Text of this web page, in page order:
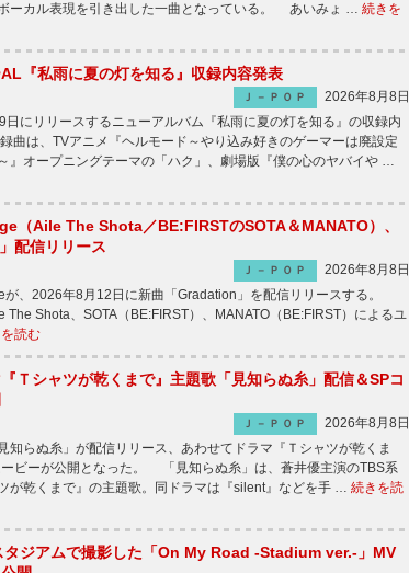
ーカル表現を引き出した一曲となっている。 あいみょ … 続きを
『私雨に夏の灯を知る』収録内容発表
Ｊ－ＰＯＰ
2026年8月8日
にリリースするニューアルバム『私雨に夏の灯を知る』の収録内
は、TVアニメ『ヘルモード～やり込み好きのゲーマーは廃設定
』オープニングテーマの「ハク」、劇場版『僕の心のヤバイや …
（Aile The Shota／BE:FIRSTのSOTA＆MANATO）、
配信リリース
Ｊ－ＰＯＰ
2026年8月8日
、2026年8月12日に新曲「Gradation」を配信リリースする。
The Shota、SOTA（BE:FIRST）、MANATO（BE:FIRST）によるユ
読む
Ｔシャツが乾くまで』主題歌「見知らぬ糸」配信＆SPコ
Ｊ－ＰＯＰ
2026年8月8日
らぬ糸」が配信リリース、あわせてドラマ『Ｔシャツが乾くま
ビーが公開となった。 「見知らぬ糸」は、蒼井優主演のTBS系
が乾くまで』の主題歌。同ドラマは『silent』などを手 … 続きを読
ジアムで撮影した「On My Road -Stadium ver.-」MV